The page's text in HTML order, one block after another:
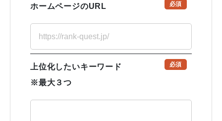
ホームページのURL 必須
上位化したいキーワード
※最大３つ
必須